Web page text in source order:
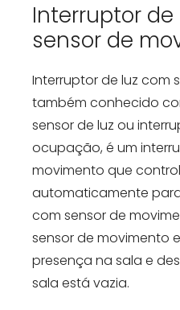
Interruptor de
sensor de
Interruptor de luz com
também conhecido
sensor de luz ou
ocupação, é um
movimento que
automaticamente
com sensor de
sensor de movimento
presença na sala e
sala está vazia.